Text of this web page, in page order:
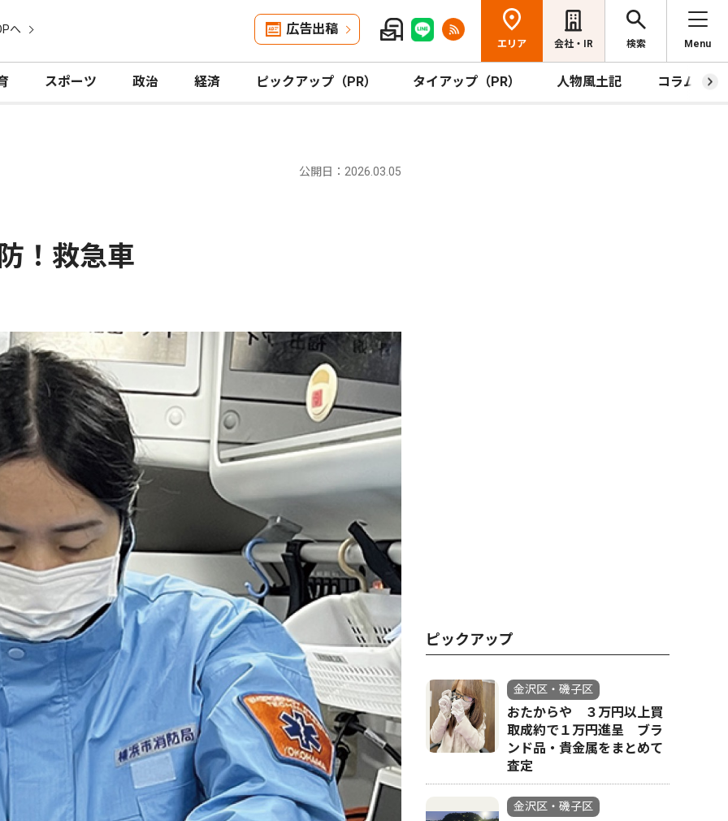
へ 広告出稿
エリア 会社・IR 検索 Menu
スポーツ 政治 経済 ピックアップ（PR） タイアップ（PR） 人物風土記 コラム
公開日：2026.03.05
！救急車
ピックアップ
金沢区・磯子区
おたからや ３万円以上買
取成約で１万円進呈 ブラ
ンド品・貴金属をまとめて
査定
金沢区・磯子区